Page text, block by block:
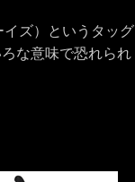
イズ）というタッグ
な意味で恐れられ